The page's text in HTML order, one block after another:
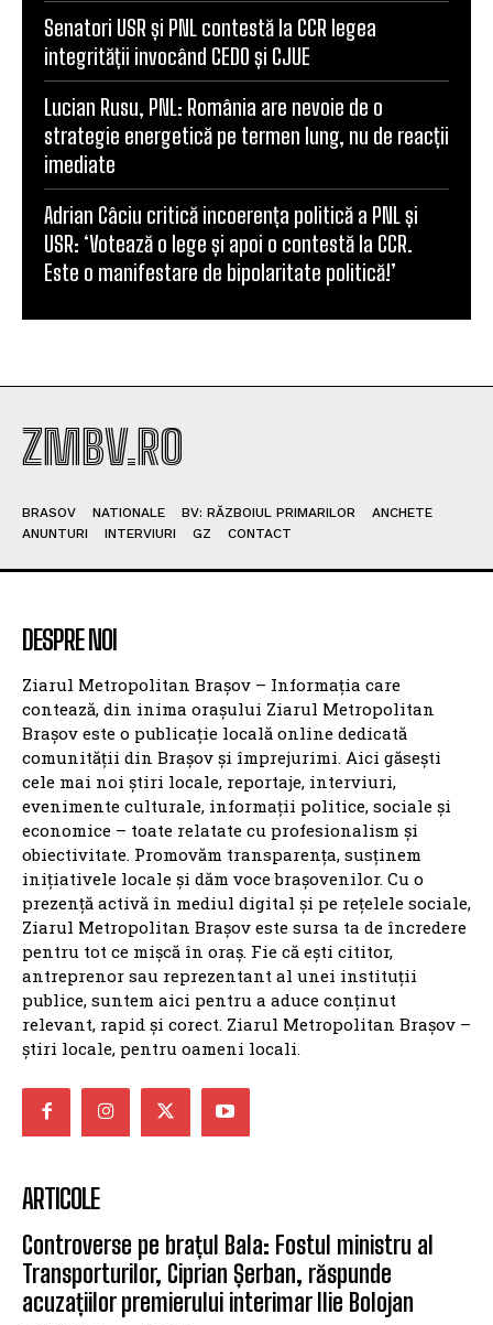
Senatori USR și PNL contestă la CCR legea
integrității invocând CEDO și CJUE
Lucian Rusu, PNL: România are nevoie de o
strategie energetică pe termen lung, nu de reacții
imediate
Adrian Câciu critică incoerența politică a PNL și
USR: ‘Votează o lege și apoi o contestă la CCR.
Este o manifestare de bipolaritate politică!’
ZMBV.RO
BRASOV NATIONALE BV: RĂZBOIUL PRIMARILOR
ANCHETE
ANUNTURI
INTERVIURI GZ CONTACT
DESPRE NOI
Ziarul Metropolitan Brașov – Informația care
contează, din inima orașului Ziarul Metropolitan
Brașov este o publicație locală online dedicată
comunității din Brașov și împrejurimi. Aici găsești
cele mai noi știri locale, reportaje, interviuri,
evenimente culturale, informații politice, sociale și
economice – toate relatate cu profesionalism și
obiectivitate. Promovăm transparența, susținem
inițiativele locale și dăm voce brașovenilor. Cu o
prezență activă în mediul digital și pe rețelele sociale,
Ziarul Metropolitan Brașov este sursa ta de încredere
pentru tot ce mișcă în oraș. Fie că ești cititor,
antreprenor sau reprezentant al unei instituții
publice, suntem aici pentru a aduce conținut
relevant, rapid și corect. Ziarul Metropolitan Brașov –
știri locale, pentru oameni locali.
ARTICOLE
Controverse pe brațul Bala: Fostul ministru al
Transporturilor, Ciprian Șerban, răspunde
acuzațiilor premierului interimar Ilie Bolojan